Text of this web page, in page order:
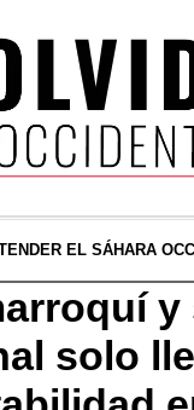
EL SÁHARA
solo